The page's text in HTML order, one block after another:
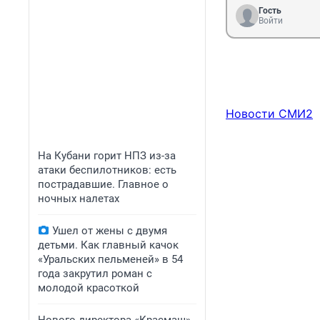
На Кубани горит НПЗ из-за
атаки беспилотников: есть
пострадавшие. Главное о
ночных налетах
Ушел от жены с двумя
детьми. Как главный качок
«Уральских пельменей» в 54
года закрутил роман с
молодой красоткой
Гость
Войти
Новости СМИ2